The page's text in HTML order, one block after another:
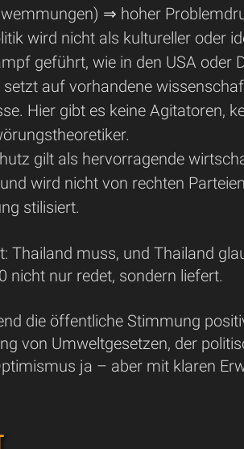
⇒ hoher
wird nicht als kultureller oder
geführt, wie in den USA oder
setzt auf vorhandene
Hier gibt es keine Agitatoren,
gilt als hervorragende
wird nicht von rechten
stilisiert.
Thailand muss, und Thailand
nicht nur redet, sondern liefert.
die öffentliche Stimmung
von Umweltgesetzen, der
ja – aber mit klaren